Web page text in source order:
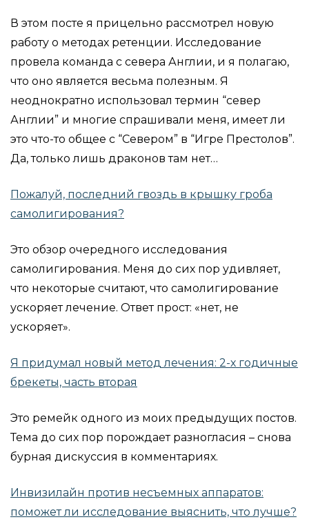
В этом посте я прицельно рассмотрел новую
работу о методах ретенции. Исследование
провела команда с севера Англии, и я полагаю,
что оно является весьма полезным. Я
неоднократно использовал термин “север
Англии” и многие спрашивали меня, имеет ли
это что-то общее с “Севером” в “Игре Престолов”.
Да, только лишь драконов там нет…
Пожалуй, последний гвоздь в крышку гроба
самолигирования?
Это обзор очередного исследования
самолигирования. Меня до сих пор удивляет,
что некоторые считают, что самолигирование
ускоряет лечение. Ответ прост: «нет, не
ускоряет».
Я придумал новый метод лечения: 2-х годичные
брекеты, часть вторая
Это ремейк одного из моих предыдущих постов.
Тема до сих пор порождает разногласия – снова
бурная дискуссия в комментариях.
Инвизилайн против несъемных аппаратов:
поможет ли исследование выяснить, что лучше?